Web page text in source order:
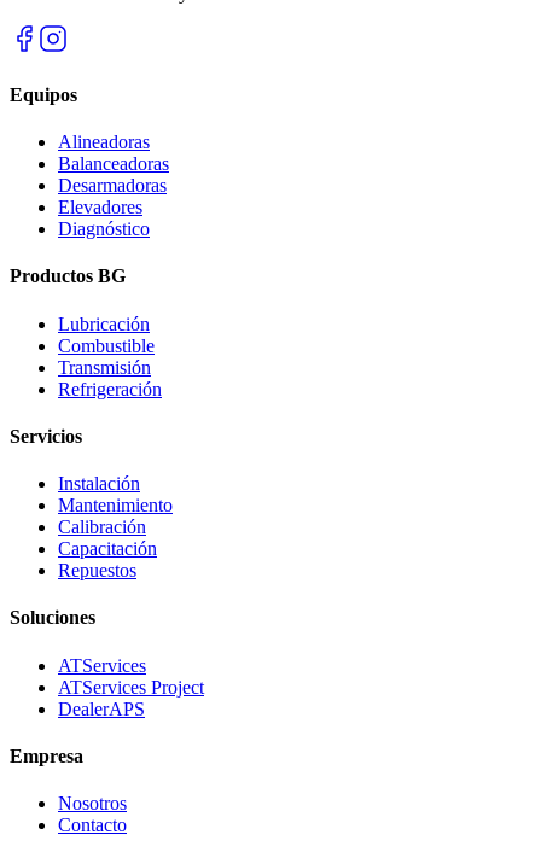
Equipos
Alineadoras
Balanceadoras
Desarmadoras
Elevadores
Diagnóstico
Productos BG
Lubricación
Combustible
Transmisión
Refrigeración
Servicios
Instalación
Mantenimiento
Calibración
Capacitación
Repuestos
Soluciones
ATServices
ATServices Project
DealerAPS
Empresa
Nosotros
Contacto